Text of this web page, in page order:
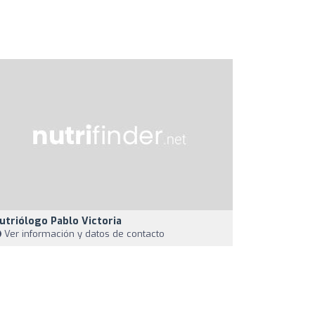
Pablo Victoria
Ver información y datos de contacto